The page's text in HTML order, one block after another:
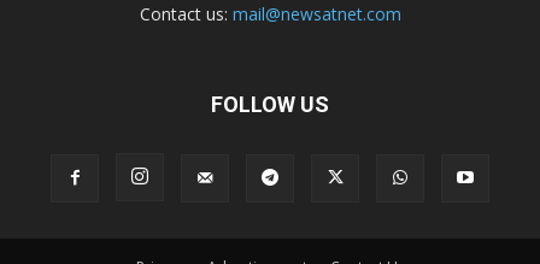
Contact us: mail@newsatnet.com
FOLLOW US